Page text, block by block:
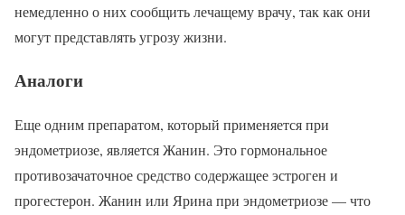
немедленно о них сообщить лечащему врачу, так как они
могут представлять угрозу жизни.
Аналоги
Еще одним препаратом, который применяется при
эндометриозе, является Жанин. Это гормональное
противозачаточное средство содержащее эстроген и
прогестерон. Жанин или Ярина при эндометриозе — что